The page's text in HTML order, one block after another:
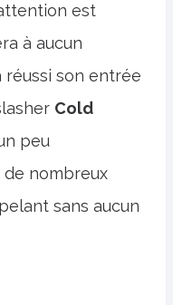
est
à aucun
réussi son entrée
Cold
peu
de nombreux
sans aucun